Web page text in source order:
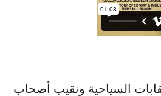
السياحية ونقيب أصحاب